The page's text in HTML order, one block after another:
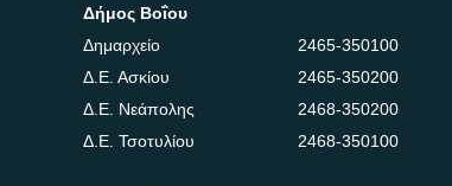
Δήμος Βοΐου
Δημαρχείο
2465-350100
Δ.Ε. Ασκίου
2465-350200
Δ.Ε. Νεάπολης
2468-350200
Δ.Ε. Τσοτυλίου
2468-350100